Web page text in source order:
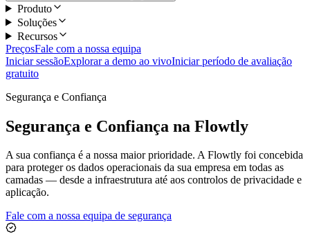
Produto
Soluções
Recursos
PreçosFale com a nossa equipa
Iniciar sessãoExplorar a demo ao vivoIniciar período de avaliação
gratuito
Segurança e Confiança
Segurança e Confiança na Flowtly
A sua confiança é a nossa maior prioridade. A Flowtly foi concebida
para proteger os dados operacionais da sua empresa em todas as
camadas — desde a infraestrutura até aos controlos de privacidade e
aplicação.
Fale com a nossa equipa de segurança